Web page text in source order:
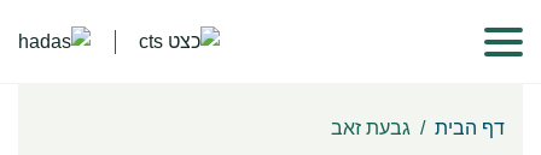
דף הבית / גבעת זאב